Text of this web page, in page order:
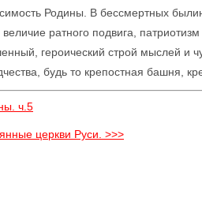
Родины. В бессмертных
ратного подвига,
героический строй мыслей и
будь то крепостная башня,
ч.5
церкви Руси. >>>